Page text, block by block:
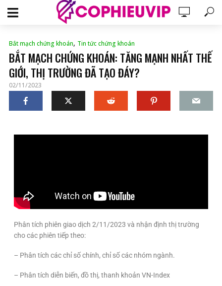
Bắt mạch chứng khoán, Tin tức chứng khoán
BẮT MẠCH CHỨNG KHOÁN: TĂNG MẠNH NHẤT THẾ
GIỚI, THỊ TRƯỜNG ĐÃ TẠO ĐÁY?
02/11/2023
Phân tích phiên giao dịch 2/11/2023 và nhận định thị trường
cho các phiên tiếp theo:
– Phân tích các chỉ số chính, chỉ số các nhóm ngành.
– Phân tích diễn biến, đồ thị, thanh khoản VN-Index